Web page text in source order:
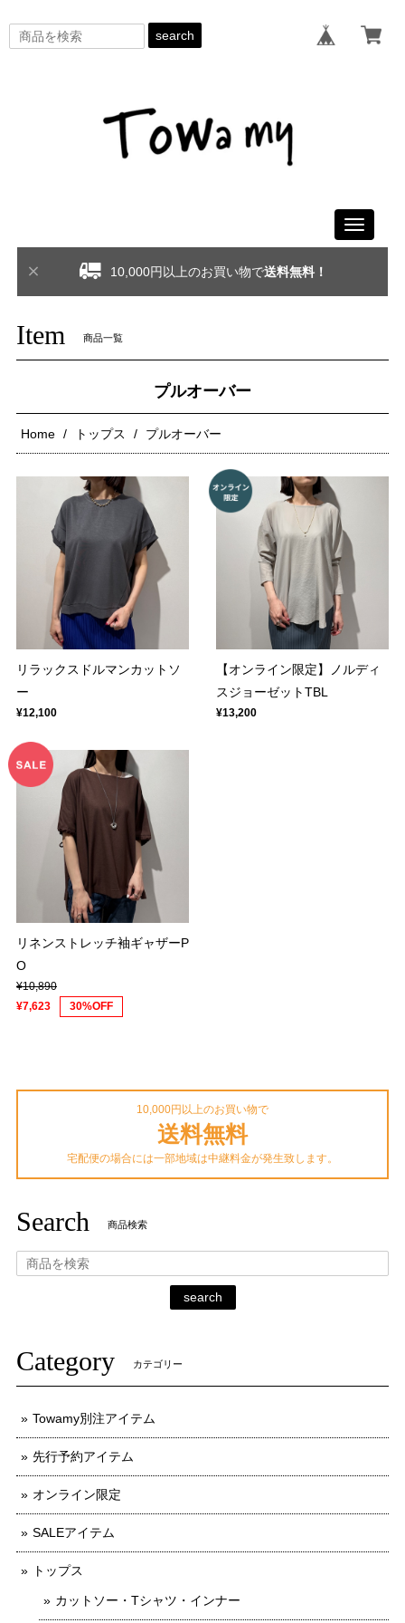
search
Toggle
10,000円以上のお買い物で送料無料！
Item 商品一覧
プルオーバー
Home トップス プルオーバー
リラックスドルマンカットソ
ー
¥12,100
【オンライン限定】ノルディ
スジョーゼットTBL
¥13,200
リネンストレッチ袖ギャザーP
O
¥10,890
¥7,623
30%OFF
10,000円以上のお買い物で
送料無料
宅配便の場合には一部地域は中継料金が発生致します。
Search 商品検索
search
Category カテゴリー
Towamy別注アイテム
先行予約アイテム
オンライン限定
SALEアイテム
トップス
カットソー・Tシャツ・インナー